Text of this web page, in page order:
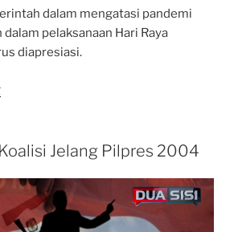
dalam mengatasi pandemi
pelaksanaan Hari Raya
diapresiasi.
“Demokrasi
Bicara
Misi
Selesaikan
Persoalan
Jelang Pilpres 2004